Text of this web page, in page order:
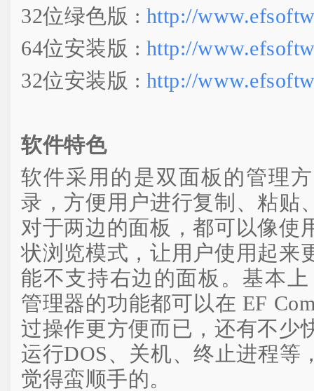
32位绿色版 : http://
64位安装版 : http://
32位安装版 : http://
软件特色
软件采用的是双面板的管理
录，方便用户进行复制、粘贴
对于两边的面板，都可以像使
状浏览模式，让用户使用起来
能不支持右边的面板。基本
管理器的功能都可以在 EF
过操作更方便而已，还有不少
运行DOS、关机、终止进程等
觉得蛮顺手的。